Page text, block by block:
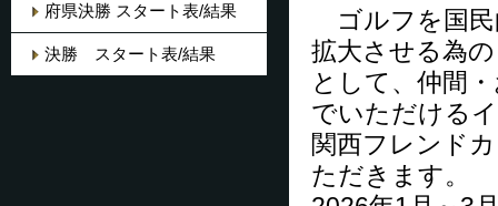
府県決勝 スタート表/結果
決勝 スタート表/結果
ゴルフを国民
拡大させる為
として、仲間
でいただける
関西フレンド
ただきます。